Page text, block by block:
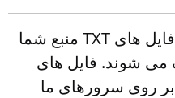
پس از تکمیل فرآیند ادغام، فایل های TXT منبع شما
می شوند. فایل های
24 ساعت بر روی سرورهای ما